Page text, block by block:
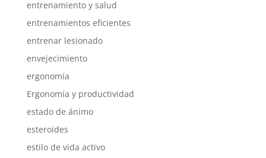
entrenamiento y salud
entrenamientos eficientes
entrenar lesionado
envejecimiento
ergonomía
Ergonomía y productividad
estado de ánimo
esteroides
estilo de vida activo